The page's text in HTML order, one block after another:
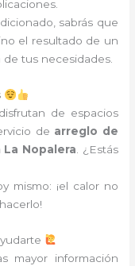
sabrás que
el resultado de un
tus necesidades.
de espacios
de arreglo de
Nopalera . ¿Estás
mismo: ¡el calor no
mayor información